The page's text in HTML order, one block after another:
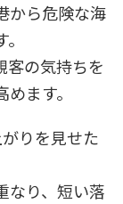
から危険な海
客の気持ちを
ます。
りを見せた
なり、短い落